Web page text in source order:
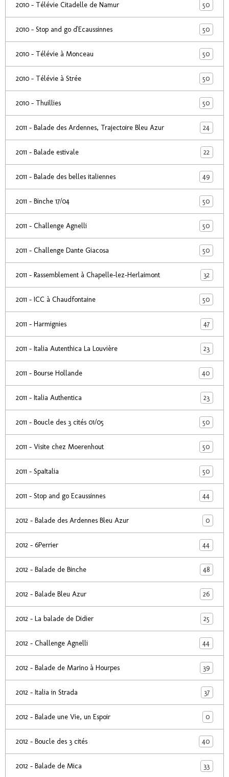
2010 - Télévie Citadelle de Namur 50
2010 - Stop and go d'Ecaussinnes 50
2010 - Télévie à Monceau 50
2010 - Télévie à Strée 50
2010 - Thuillies 50
2011 - Balade des Ardennes, Trajectoire Bleu Azur 24
2011 - Balade estivale 22
2011 - Balade des belles italiennes 49
2011 - Binche 17/04 50
2011 - Challenge Agnelli 50
2011 - Challenge Dante Giacosa 50
2011 - Rassemblement à Chapelle-lez-Herlaimont 32
2011 - ICC à Chaudfontaine 50
2011 - Harmignies 47
2011 - Italia Autenthica La Louvière 23
2011 - Bourse Hollande 40
2011 - Italia Authentica 23
2011 - Boucle des 3 cités 01/05 50
2011 - Visite chez Moerenhout 50
2011 - SpaItalia 50
2011 - Stop and go Ecaussinnes 44
2012 - Balade des Ardennes Bleu Azur 0
2012 - 6Perrier 44
2012 - Balade de Binche 48
2012 - Balade Bleu Azur 26
2012 - La balade de Didier 25
2012 - Challenge Agnelli 44
2012 - Balade de Marino à Hourpes 39
2012 - Italia in Strada 37
2012 - Balade une Vie, un Espoir 0
2012 - Boucle des 3 cités 40
2012 - Balade de Mica 33